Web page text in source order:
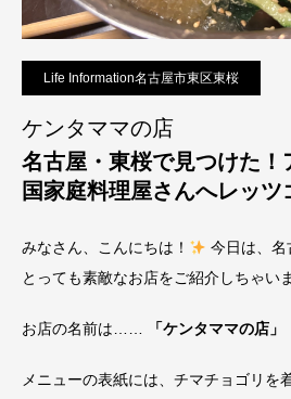
Life Information名古屋市東区東桜
ケンタママの店
名古屋・東桜で見つけた！
国家庭料理屋さんへレッツ
みなさん、こんにちは！
今日は、名
とっても素敵なお店をご紹介しちゃい
お店の名前は…… 「ケンタママの店」
メニューの表紙には、チマチョゴリを